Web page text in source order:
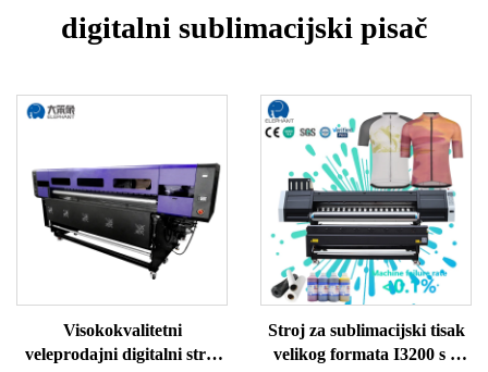
digitalni sublimacijski pisač
Visokokvalitetni
veleprodajni digitalni stroj
Stroj za sublimacijski tisak
velikog formata I3200 s 3